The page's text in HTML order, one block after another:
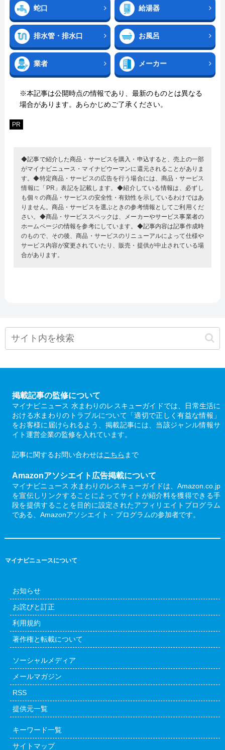
蛇口 給湯器
排水管・排水口 お風呂
業者 メーカー
※本記事は公開時点の情報であり、最新のものとは異なる
場合があります。あらかじめご了承ください。
PR
◆記事で紹介した商品・サービスを購入・申込すると、売上の一部
がマイナビニュース・マイナビウーマンに還元されることがありま
す。◆特定商品・サービスの広告を行う場合には、商品・サービス
情報に「PR」表記を記載します。◆紹介している情報は、必ずし
も個々の商品・サービスの安全性・有効性を示しているわけではあ
りません。商品・サービスを選ぶときの参考情報としてご利用くだ
さい。◆商品・サービススペックは、メーカーやサービス事業者の
ホームページの情報を参考にしています。◆記事内容は記事作成時
のもので、その後、商品・サービスのリニューアルによって仕様や
サービス内容が変更されていたり、販売・提供が中止されている場
合があります。
掲載記事の監修について
マイナビニュース 水まわりのレスキューガイドでは、日常生活に
おける水まわりのトラブルについて「適切で正しく有益な情報」
をお客様に届けられるよう、掲載記事には、当該ジャンル情報サ
イト運営企業の監修を入れています。
記事に関するお問い合わせはこちら まで
Amazonアソシエイト広告掲載について
マイナビニュース 水まわりのレスキューガイドは、Amazon.co.jp
を宣伝しリンクすることによってサイトが紹介料を獲得できる手
段を提供することを目的に設定されたアフィリエイトプログラム
である、Amazonアソシエイト・プログラムの参加者です。
マイナビニュースについて
お知らせ
お詫びと訂正
利用規約
著作権と転載について
ソーシャルメディア
メールマガジン
RSS
提供元一覧
キーワード一覧
サイトマップ